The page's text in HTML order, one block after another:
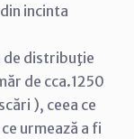
incinta
de distribuţie
de cca.1250
), ceea ce
urmează a fi